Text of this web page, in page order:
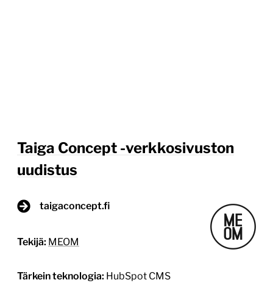
Taiga Concept -verkkosivuston
uudistus
taigaconcept.fi
Tekijä: MEOM
Tärkein teknologia: HubSpot CMS